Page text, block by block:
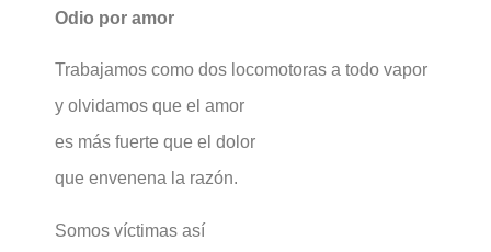
Odio por amor
Trabajamos como dos locomotoras a todo vapor
y olvidamos que el amor
es más fuerte que el dolor
que envenena la razón.
Somos víctimas así